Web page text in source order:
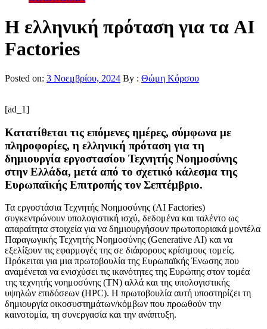
Η ελληνική πρόταση για τα AI
Factories
Posted on: 3 Νοεμβρίου, 2024 By : Θώμη Κόρσου
[ad_1]
Κατατίθεται τις επόμενες ημέρες, σύμφωνα με
πληροφορίες, η ελληνική πρόταση για τη
δημιουργία εργοστασίου Τεχνητής Νοημοσύνης
στην Ελλάδα, μετά από το σχετικό κάλεσμα της
Ευρωπαϊκής Επιτροπής τον Σεπτέμβριο.
Τα εργοστάσια Τεχνητής Νοημοσύνης (AI Factories)
συγκεντρώνουν υπολογιστική ισχύ, δεδομένα και ταλέντο ως
απαραίτητα στοιχεία για να δημιουργήσουν πρωτοποριακά μοντέλα
Παραγωγικής Τεχνητής Νοημοσύνης (Generative AI) και να
εξελίξουν τις εφαρμογές της σε διάφορους κρίσιμους τομείς.
Πρόκειται για μια πρωτοβουλία της Ευρωπαϊκής Ένωσης που
αναμένεται να ενισχύσει τις ικανότητες της Ευρώπης στον τομέα
της τεχνητής νοημοσύνης (ΤΝ) αλλά και της υπολογιστικής
υψηλών επιδόσεων (HPC). Η πρωτοβουλία αυτή υποστηρίζει τη
δημιουργία οικοσυστημάτων/κόμβων που προωθούν την
καινοτομία, τη συνεργασία και την ανάπτυξη.